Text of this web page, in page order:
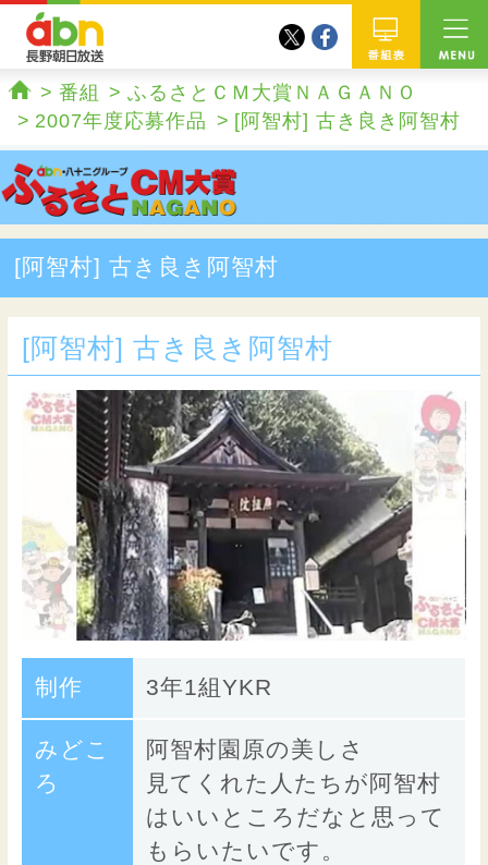
twitterfacebook
ホーム
番組
ふるさとＣＭ大賞ＮＡＧＡＮＯ
2007年度応募作品
[阿智村] 古き良き阿智村
[阿智村] 古き良き阿智村
[阿智村] 古き良き阿智村
制作 3年1組YKR
みどこ
ろ
阿智村園原の美しさ
見てくれた人たちが阿智村
はいいところだなと思って
もらいたいです。